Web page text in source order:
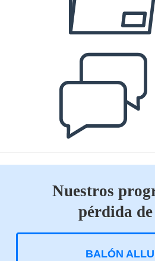
Nuestros
pérdida de
BALÓN